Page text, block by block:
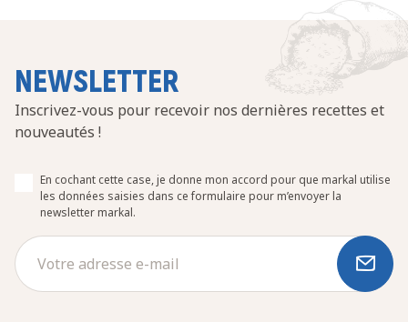
NEWSLETTER
Inscrivez-vous pour recevoir nos dernières recettes et
nouveautés !
En cochant cette case, je donne mon accord pour que markal utilise
les données saisies dans ce formulaire pour m’envoyer la
newsletter markal.